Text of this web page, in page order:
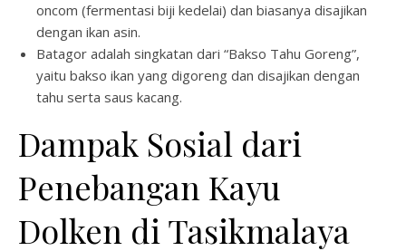
oncom (fermentasi biji kedelai) dan biasanya disajikan
dengan ikan asin.
Batagor adalah singkatan dari “Bakso Tahu Goreng”,
yaitu bakso ikan yang digoreng dan disajikan dengan
tahu serta saus kacang.
Dampak Sosial dari
Penebangan Kayu
Dolken di Tasikmalaya